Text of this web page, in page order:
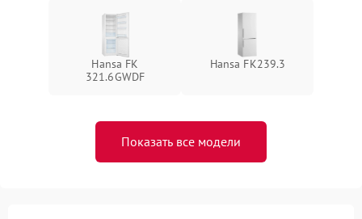
Hansa FK
321.6GWDF
Hansa FK239.3
Показать все модели